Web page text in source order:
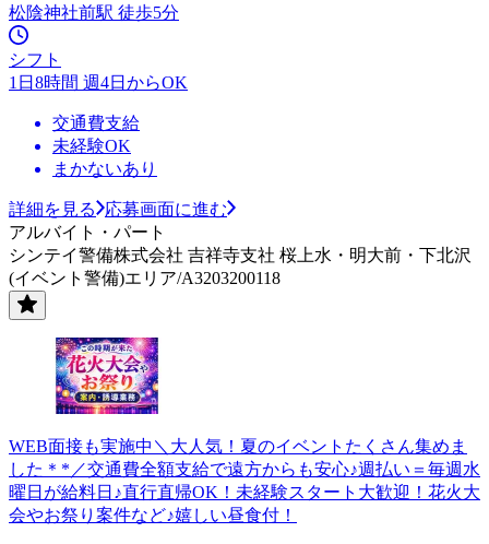
松陰神社前駅 徒歩5分
シフト
1日8時間 週4日からOK
交通費支給
未経験OK
まかないあり
詳細を見る
応募画面に進む
アルバイト・パート
シンテイ警備株式会社 吉祥寺支社 桜上水・明大前・下北沢
(イベント警備)エリア/A3203200118
WEB面接も実施中＼大人気！夏のイベントたくさん集めま
した＊*／交通費全額支給で遠方からも安心♪週払い＝毎週水
曜日が給料日♪直行直帰OK！未経験スタート大歓迎！花火大
会やお祭り案件など♪嬉しい昼食付！